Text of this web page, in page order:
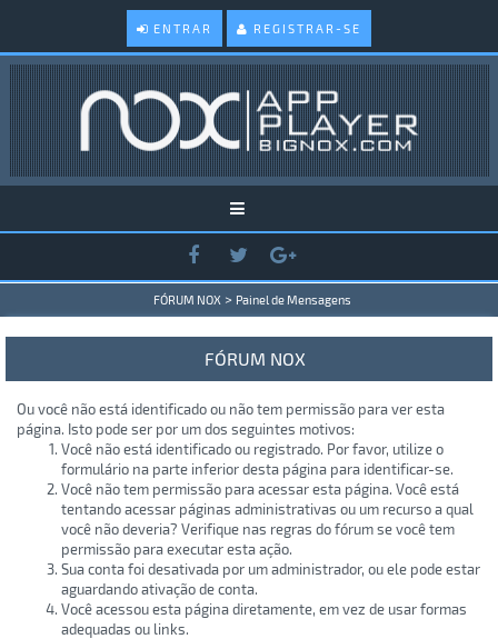
ENTRAR REGISTRAR-SE
FÓRUM NOX > Painel de Mensagens
FÓRUM NOX
Ou você não está identificado ou não tem permissão para ver esta
página. Isto pode ser por um dos seguintes motivos:
Você não está identificado ou registrado. Por favor, utilize o
formulário na parte inferior desta página para identificar-se.
Você não tem permissão para acessar esta página. Você está
tentando acessar páginas administrativas ou um recurso a qual
você não deveria? Verifique nas regras do fórum se você tem
permissão para executar esta ação.
Sua conta foi desativada por um administrador, ou ele pode estar
aguardando ativação de conta.
Você acessou esta página diretamente, em vez de usar formas
adequadas ou links.